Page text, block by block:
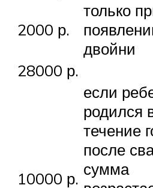
2000 р.
только
двойни
28000 р.
10000 р.
если
родился
течение
после
сумма